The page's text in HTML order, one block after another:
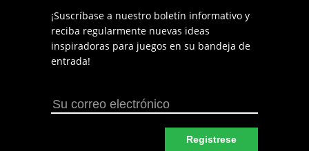
¡Suscríbase a nuestro boletín informativo y
reciba regularmente nuevas ideas
inspiradoras para juegos en su bandeja de
entrada!
Registrese